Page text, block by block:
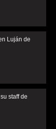
Luján de
staff de